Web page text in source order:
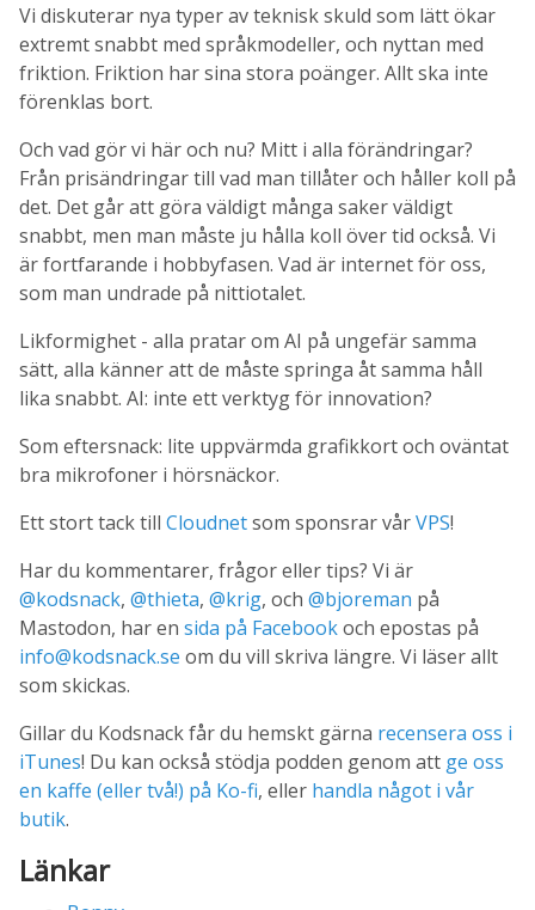
Vi diskuterar nya typer av teknisk skuld som lätt ökar
extremt snabbt med språkmodeller, och nyttan med
friktion. Friktion har sina stora poänger. Allt ska inte
förenklas bort.
Och vad gör vi här och nu? Mitt i alla förändringar?
Från prisändringar till vad man tillåter och håller koll på
det. Det går att göra väldigt många saker väldigt
snabbt, men man måste ju hålla koll över tid också. Vi
är fortfarande i hobbyfasen. Vad är internet för oss,
som man undrade på nittiotalet.
Likformighet - alla pratar om AI på ungefär samma
sätt, alla känner att de måste springa åt samma håll
lika snabbt. AI: inte ett verktyg för innovation?
Som eftersnack: lite uppvärmda grafikkort och oväntat
bra mikrofoner i hörsnäckor.
Ett stort tack till Cloudnetsom sponsrar vårVPS!
Har du kommentarer, frågor eller tips? Vi är
@kodsnack, @thieta, @krig, och @bjoreman på
Mastodon, har en sida på Facebookoch epostas på
info@kodsnack.se om du vill skriva längre. Vi läser allt
som skickas.
Gillar du Kodsnack får du hemskt gärna recensera oss i
iTunes! Du kan också stödja podden genom att ge oss
en kaffe (eller två!) på Ko-fi, eller handla något i vår
butik.
Länkar